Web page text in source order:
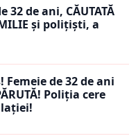
32 de ani, CĂUTATĂ
și polițiști, a
Femeie de 32 de ani
Poliția cere